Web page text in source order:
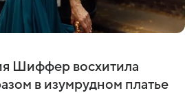
Шиффер восхитила
в изумрудном платье